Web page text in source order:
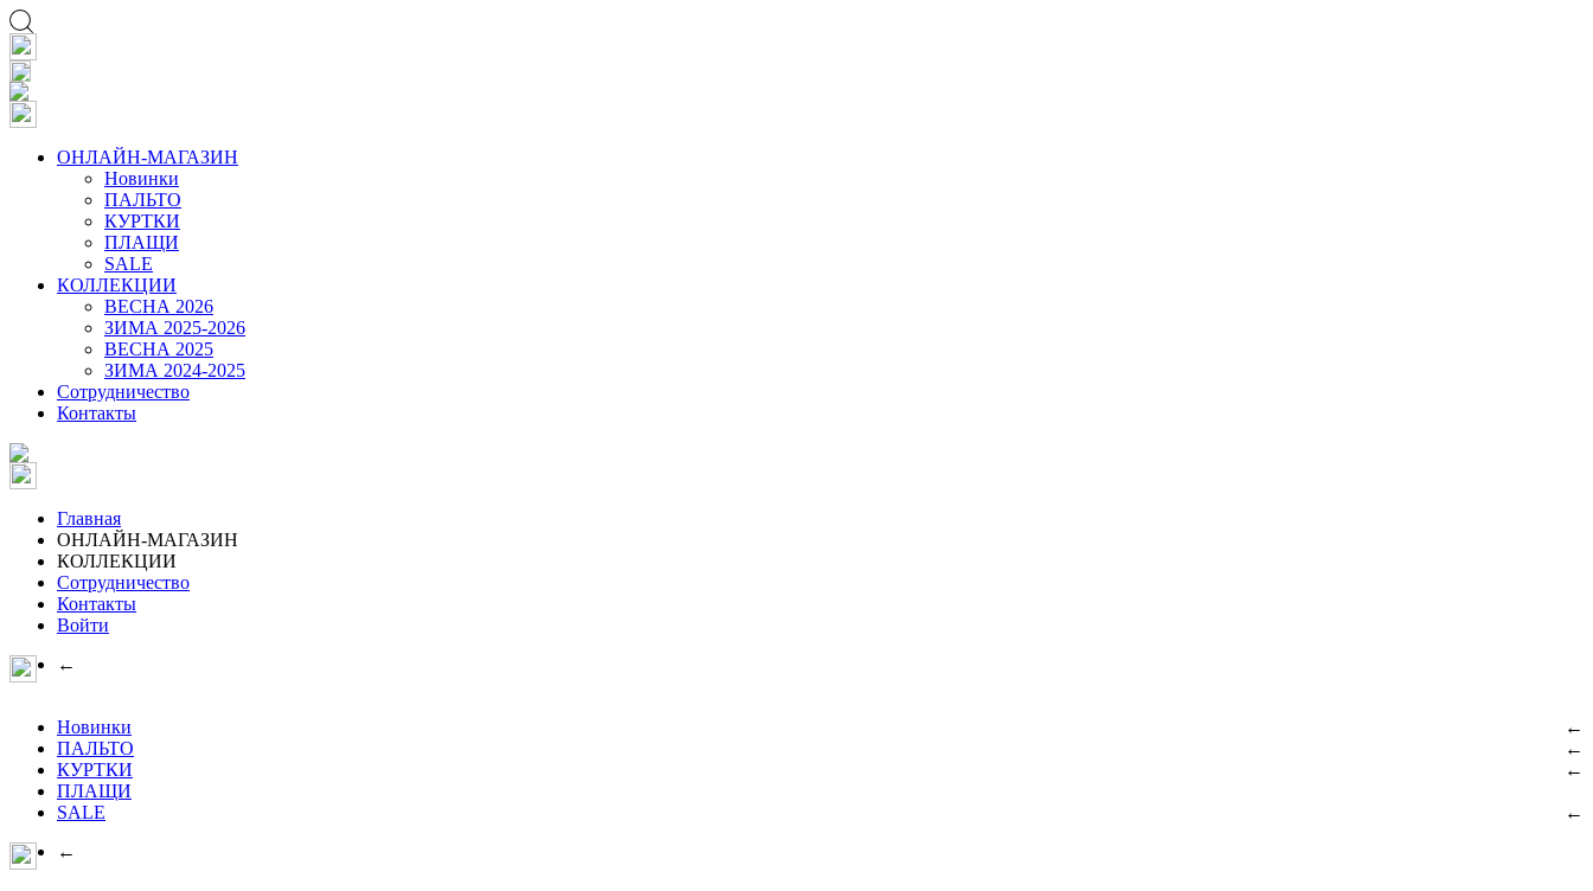
ОНЛАЙН-МАГАЗИН
Новинки
ПАЛЬТО
КУРТКИ
ПЛАЩИ
SALE
КОЛЛЕКЦИИ
ВЕСНА 2026
ЗИМА 2025-2026
ВЕСНА 2025
ЗИМА 2024-2025
Сотрудничество
Контакты
Главная
ОНЛАЙН-МАГАЗИН
КОЛЛЕКЦИИ
Сотрудничество
Контакты
Войти
←
Новинки
←
ПАЛЬТО
←
КУРТКИ
←
ПЛАЩИ
SALE
←
←